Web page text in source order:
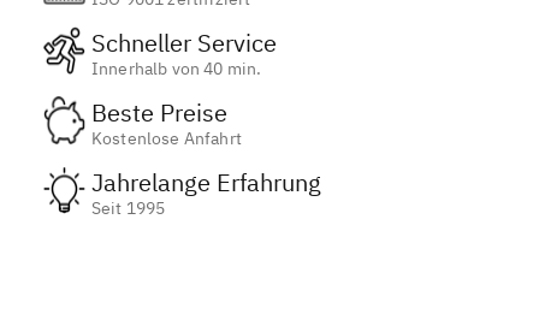
Schneller Service
Innerhalb von 40 min.
Beste Preise
Kostenlose Anfahrt
Jahrelange Erfahrung
Seit 1995